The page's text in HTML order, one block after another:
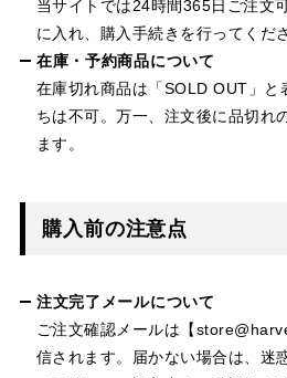
当サイトでは24時間365日ご注文
に入れ、購入手続きを行ってくだ
在庫・予約商品について
在庫切れ商品は「SOLD OUT」と
ちは不可。万一、注文後に品切れ
ます。
購入前の注意点
注文完了メールについて
ご注文確認メールは【
信されます。届かない場合は、迷